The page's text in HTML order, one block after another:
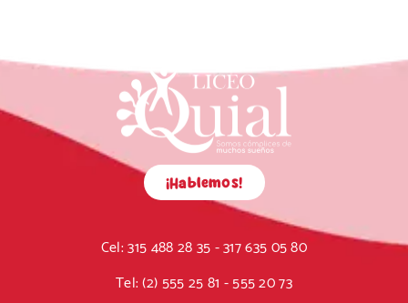
¡Hablemos!
Cel:315 488 28 35 - 317 635 05 80
Tel:(2) 555 25 81 - 555 20 73